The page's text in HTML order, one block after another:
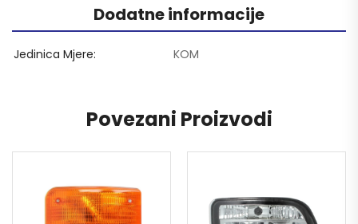
Dodatne informacije
Jedinica Mjere KOM
Povezani Proizvodi